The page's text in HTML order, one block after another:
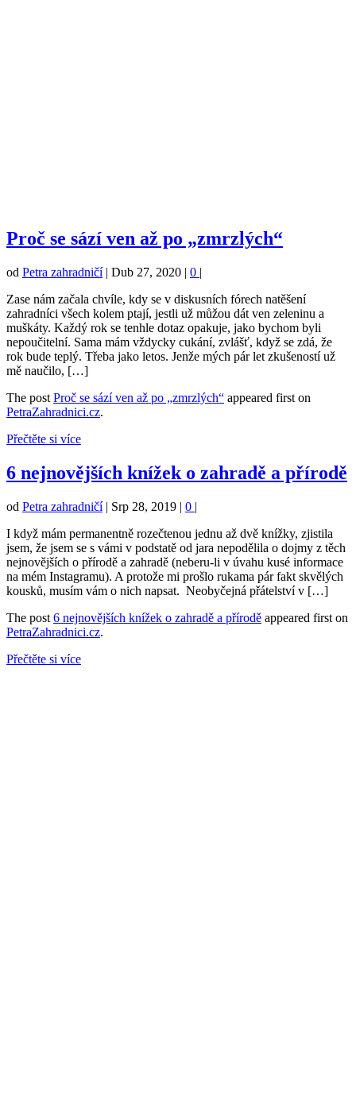
Proč se sází ven až po „zmrzlých“
od Petra zahradničí| Dub 27, 2020 | 0 |
Zase nám začala chvíle, kdy se v diskusních fórech natěšení
zahradníci všech kolem ptají, jestli už můžou dát ven zeleninu a
muškáty. Každý rok se tenhle dotaz opakuje, jako bychom byli
nepoučitelní. Sama mám vždycky cukání, zvlášť, když se zdá, že
rok bude teplý. Třeba jako letos. Jenže mých pár let zkušeností už
mě naučilo, […]
The post Proč se sází ven až po „zmrzlých“ appeared first on
PetraZahradnici.cz.
Přečtěte si více
6 nejnovějších knížek o zahradě a přírodě
od Petra zahradničí| Srp 28, 2019 | 0 |
I když mám permanentně rozečtenou jednu až dvě knížky, zjistila
jsem, že jsem se s vámi v podstatě od jara nepodělila o dojmy z těch
nejnovějších o přírodě a zahradě (neberu-li v úvahu kusé informace
na mém Instagramu). A protože mi prošlo rukama pár fakt skvělých
kousků, musím vám o nich napsat. Neobyčejná přátelství v […]
The post 6 nejnovějších knížek o zahradě a přírodě appeared first on
PetraZahradnici.cz.
Přečtěte si více